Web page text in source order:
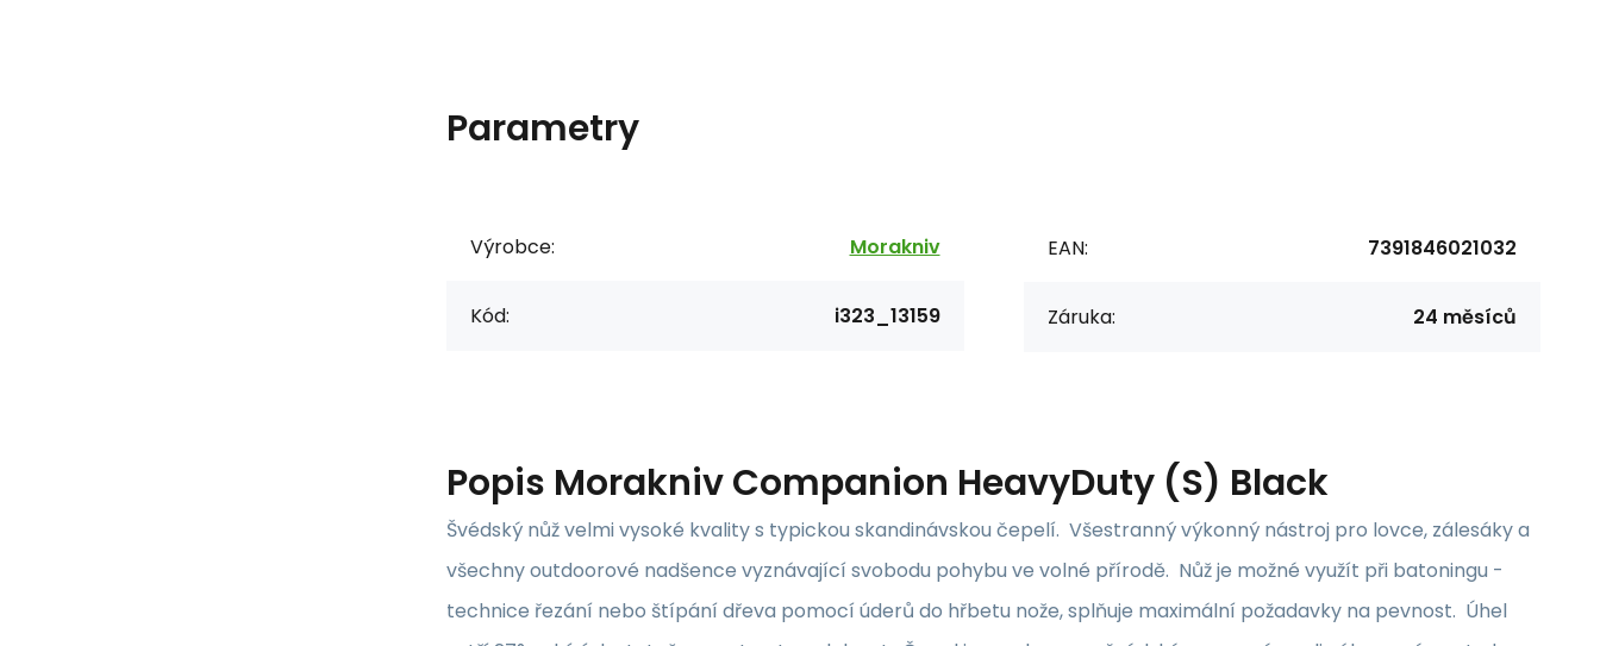
Parametry
Výrobce: Morakniv
Kód: i323_13159
EAN: 7391846021032
Záruka: 24 měsíců
Popis Morakniv Companion HeavyDuty (S) Black
Švédský nůž velmi vysoké kvality s typickou skandinávskou čepelí. Všestranný výkonný nástroj pro lovce, zálesáky a
všechny outdoorové nadšence vyznávající svobodu pohybu ve volné přírodě. Nůž je možné využít při batoningu -
technice řezání nebo štípání dřeva pomocí úderů do hřbetu nože, splňuje maximální požadavky na pevnost. Úhel